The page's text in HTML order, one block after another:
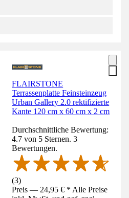
FLAIRSTONE
Terrassenplatte Feinsteinzeug
Urban Gallery 2.0 rektifizierte
Kante 120 cm x 60 cm x 2 cm
Durchschnittliche Bewertung:
4.7 von 5 Sternen. 3
Bewertungen.
(3)
Preis — 24,95 € * Alle Preise